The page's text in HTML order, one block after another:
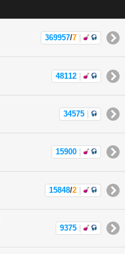
369957/7
48112
34575
15900
15848/2
9375